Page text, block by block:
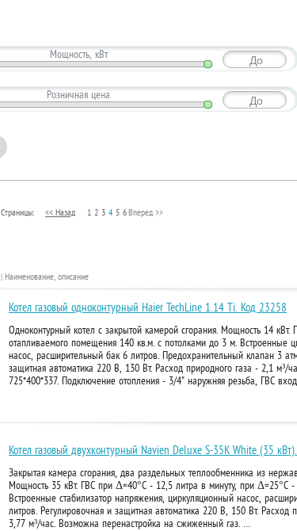
До
Мощность, кВт
До
Розничная цена
Страницы: << Назад 1 2 3 4 5 6Вперед >>
| Наименование, описание
Котел газовый одноконтурный Haier TechLine 1.14 Ti. Код 23258
Одноконтурный котел с закрытой камерой сгорания. Мощность 14 кВт.
отапливаемого помещения 140 кв.м. с потолками до 3 м. Встроенные
насос, расширительный бак 6 литров. Предохранительный клапан 3
защитная автоматика 220 В, 130 Вт. Расход природного газа - 2,1 м³/
725*400*337. Подключение отопления - 3/4" наружняя резьба, ГВС
Котел газовый двухконтурный Navien Deluxe S-35K White (35
Закрытая камера сгорания, два раздельных теплообменника из
Мощность 35 кВт. ГВС при Δ=40°С - 12,5 литра в минуту, при Δ=25°С -
Встроенные стабилизатор напряжения, циркуляционный насос,
литров. Регулировочная и защитная автоматика 220 В, 150 Вт. Расход
3,77 м³/час. Возможна перенастройка на сжиженный газ. …